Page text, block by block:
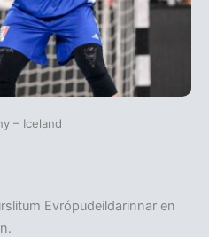
– Iceland
Evrópudeildarinnar en